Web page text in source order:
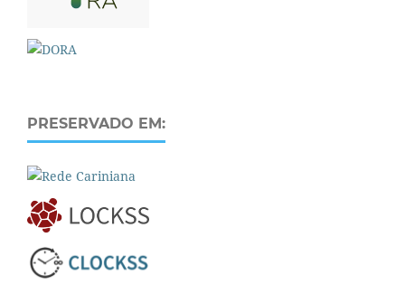
PRESERVADO EM: